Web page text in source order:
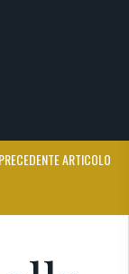
PRECEDENTE ARTICOLO